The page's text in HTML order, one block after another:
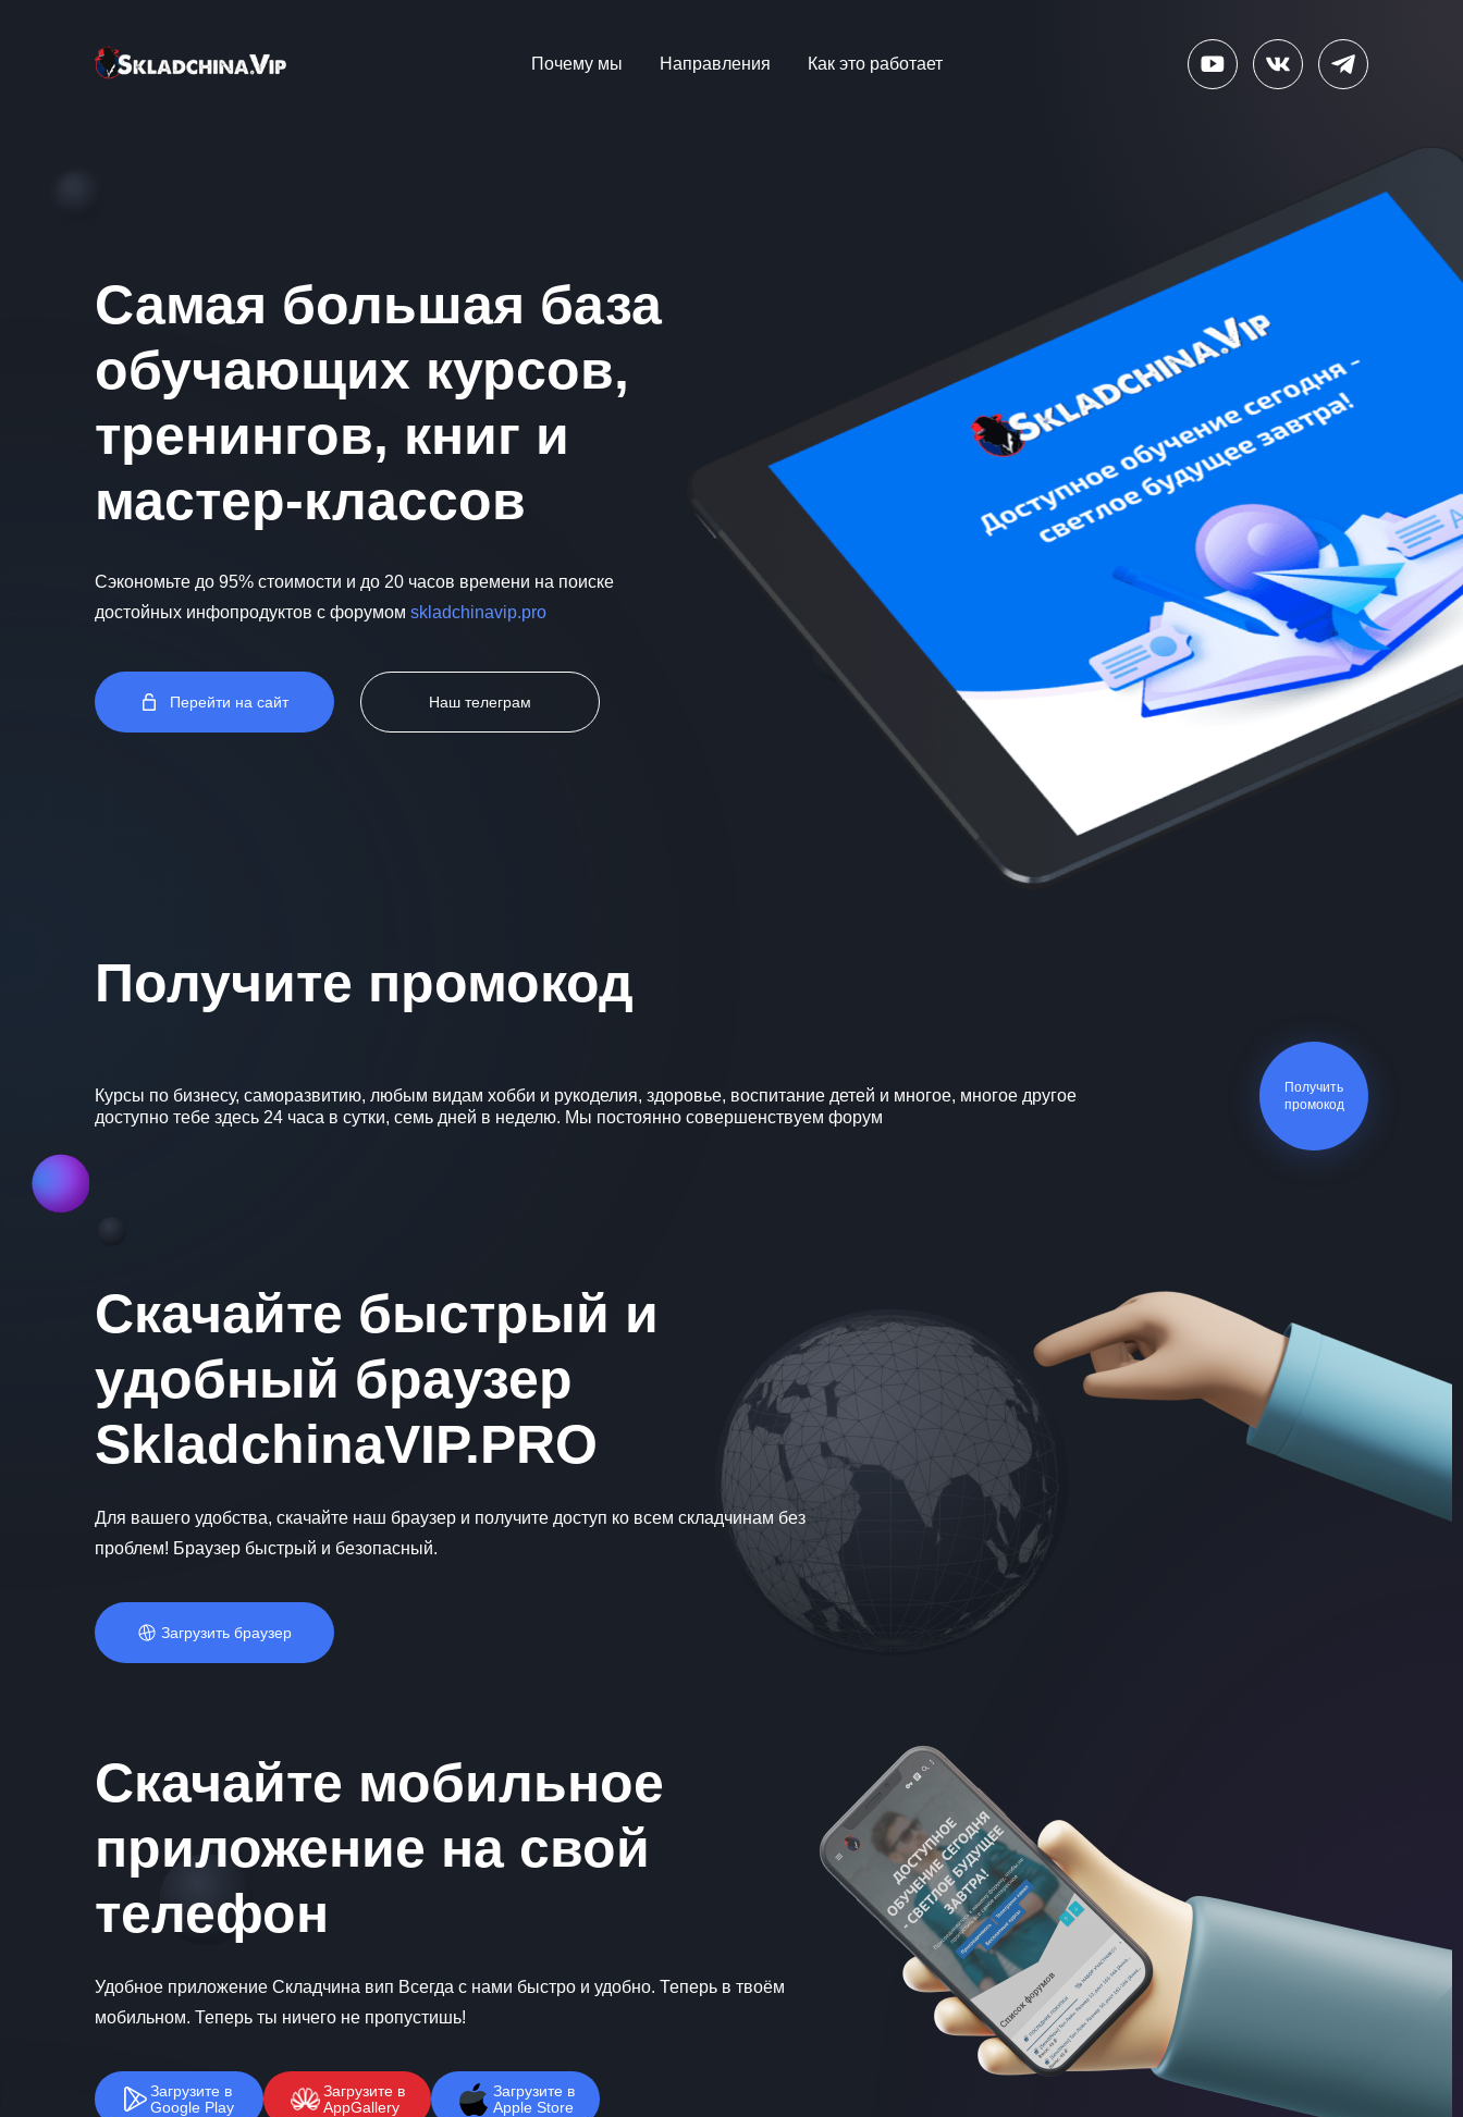
Почему мы Направления Как это работает
Самая большая база
обучающих курсов,
тренингов, книг и
мастер-классов
Сэкономьте до 95% стоимости и до 20 часов времени на поиске
достойных инфопродуктов с форумом skladchinavip.pro
Перейти на сайт Наш телеграм
Получите промокод
Курсы по бизнесу, саморазвитию, любым видам хобби и рукоделия, здоровье, воспитание детей и многое, многое другое
доступно тебе здесь 24 часа в сутки, семь дней в неделю. Мы постоянно совершенствуем форум
Получить
промокод
Скачайте быстрый и
удобный браузер
SkladchinaVIP.PRO
Для вашего удобства, скачайте наш браузер и получите доступ ко всем складчинам без
проблем! Браузер быстрый и безопасный.
Загрузить браузер
Скачайте мобильное
приложение на свой
телефон
Удобное приложение Складчина вип Всегда с нами быстро и удобно. Теперь в твоём
мобильном. Теперь ты ничего не пропустишь!
Загрузите в
Google Play
Загрузите в
AppGallery
Загрузите в
Apple Store